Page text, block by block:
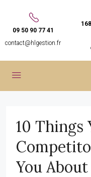
09 50 90 77 41
contact@hlgestion.fr
10 Things
You